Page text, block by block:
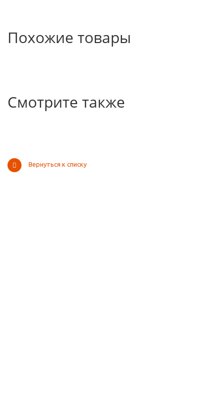
Похожие товары
Смотрите также
Вернуться к списку